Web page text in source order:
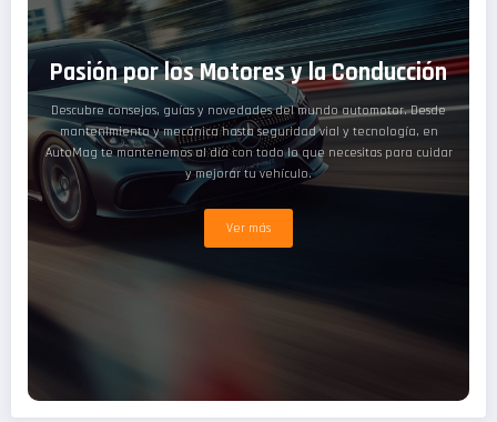
Pasión por los Motores y la Conducción
Descubre consejos, guías y novedades del mundo automotor. Desde
mantenimiento y mecánica hasta seguridad vial y tecnología, en
AutoMag te mantenemos al día con todo lo que necesitas para cuidar
y mejorar tu vehículo.
Ver más